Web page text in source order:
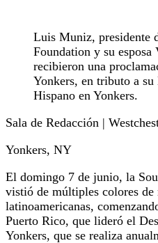
Luis Muniz, presidente
Foundation y su esposa
recibieron una
Yonkers, en tributo a
Hispano en Yonkers.
Sala de Redacción |
Yonkers, NY
El domingo 7 de junio, la
vistió de múltiples colores de
latinoamericanas,
Puerto Rico, que lideró el
Yonkers, que se realiza